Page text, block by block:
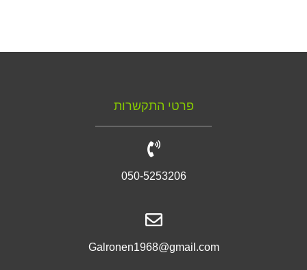
פרטי התקשרות
050-5253206
Galronen1968@gmail.com